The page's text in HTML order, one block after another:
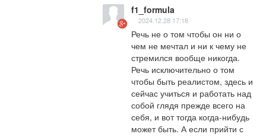
f1_formula
2024.12.28 17:18
Речь не о том чтобы он ни о
чем не мечтал и ни к чему не
стремился вообще никогда.
Речь исключительно о том
чтобы быть реалистом, здесь и
сейчас учиться и работать над
собой глядя прежде всего на
себя, и вот тогда когда-нибудь
может быть. А если прийти с